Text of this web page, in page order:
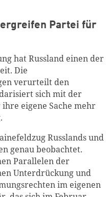
ergreifen Partei für
hat Russland einen der
Die
verurteilt den
sich mit der
eigene Sache mehr
Russlands und
genau beobachtet.
Parallelen der
Unterdrückung und
im eigenen